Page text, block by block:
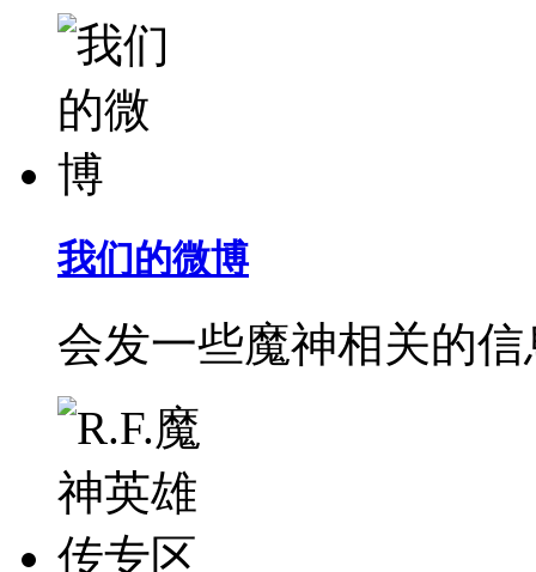
我们的微博
会发一些魔神相关的信